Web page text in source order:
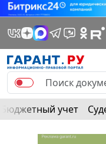
Бюджетный учет